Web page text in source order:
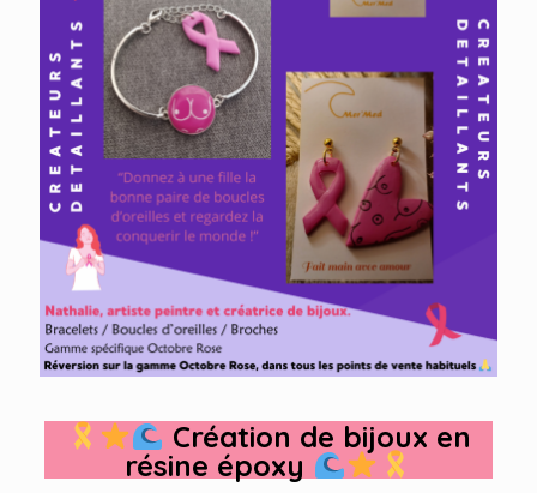
Création de bijoux en
résine époxy